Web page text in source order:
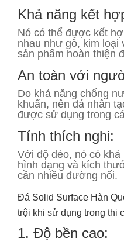
Khả năng kết
Nó có thể được kết
nhau như gỗ, kim loại
sản phẩm hoàn thiện
An toàn với
Do khả năng chống
khuẩn, nên đá nhân
được sử dụng trong
Tính thích nghi:
Với độ dẻo, nó có
hình dạng và kích
cần nhiều đường nối.
Đá Solid Surface Hàn
trội khi sử dụng trong thi
1. Độ bền cao: